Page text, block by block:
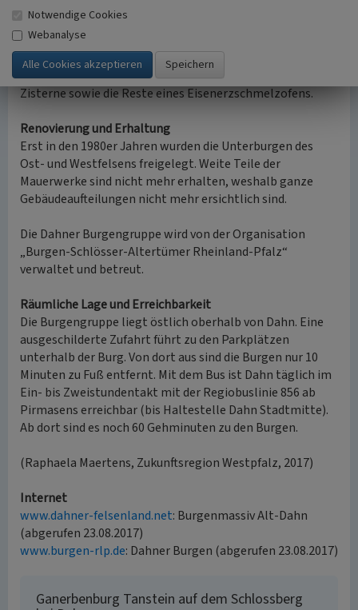
Gebäudeaufteilung lässt sich heute leider nicht mehr
nachvollziehen. Die glatten Mauerwände lassen auf einige
Renovierungsarbeiten im letzten Jahrhundert
rückschließen. Weitere interessante Details sind die kleine
Zisterne sowie die Reste eines Eisenerzschmelzofens.
Renovierung und Erhaltung
Erst in den 1980er Jahren wurden die Unterburgen des
Ost- und Westfelsens freigelegt. Weite Teile der
Mauerwerke sind nicht mehr erhalten, weshalb ganze
Gebäudeaufteilungen nicht mehr ersichtlich sind.
Die Dahner Burgengruppe wird von der Organisation
„Burgen-Schlösser-Altertümer Rheinland-Pfalz“
verwaltet und betreut.
Räumliche Lage und Erreichbarkeit
Die Burgengruppe liegt östlich oberhalb von Dahn. Eine
ausgeschilderte Zufahrt führt zu den Parkplätzen
unterhalb der Burg. Von dort aus sind die Burgen nur 10
Minuten zu Fuß entfernt. Mit dem Bus ist Dahn täglich im
Ein- bis Zweistundentakt mit der Regiobuslinie 856 ab
Pirmasens erreichbar (bis Haltestelle Dahn Stadtmitte).
Ab dort sind es noch 60 Gehminuten zu den Burgen.
(Raphaela Maertens, Zukunftsregion Westpfalz, 2017)
Internet
www.dahner-felsenland.net: Burgenmassiv Alt-Dahn
(abgerufen 23.08.2017)
www.burgen-rlp.de: Dahner Burgen (abgerufen 23.08.2017)
Ganerbenburg Tanstein auf dem Schlossberg
Notwendige Cookies
Webanalyse